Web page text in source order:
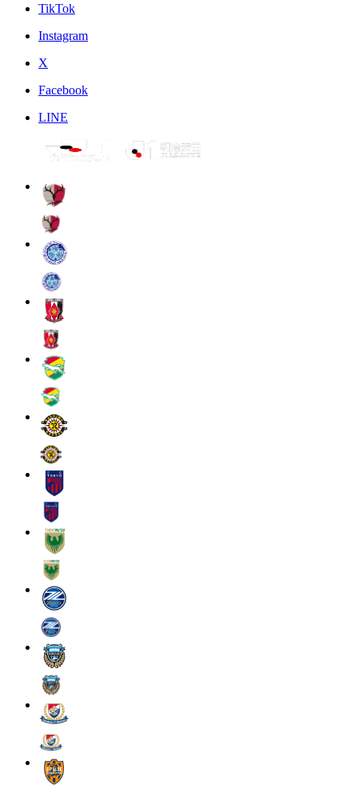
TikTok
Instagram
X
Facebook
LINE